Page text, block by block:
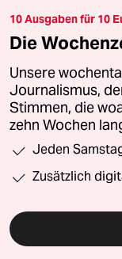
10 Ausgaben für 10
Die
Unsere
Journalismus,
Stimmen, die
zehn Wochen
Jeden
Zusätzlich